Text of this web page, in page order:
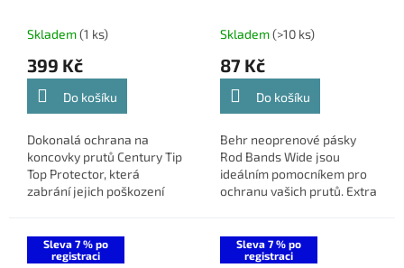
Skladem(1 ks)
399 Kč
Do košíku
Dokonalá ochrana na
koncovky prutů Century Tip
Top Protector, která
zabrání jejich poškození
design s nastavitelným
elastickým...
Skladem(>10 ks)
87 Kč
Do košíku
Behr neoprenové pásky
Rod Bands Wide jsou
ideálním pomocníkem pro
ochranu vašich prutů. Extra
zajišťuje vynikající ochranu
a pohodlné...
Sleva 7 % po
registraci
Sleva 7 % po
registraci